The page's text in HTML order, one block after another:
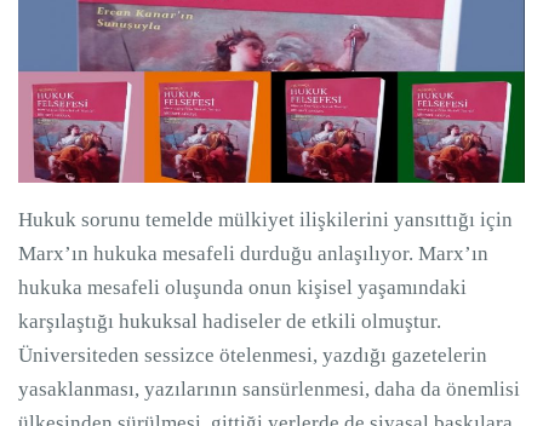
Hukuk sorunu temelde mülkiyet ilişkilerini yansıttığı için
Marx’ın hukuka mesafeli durduğu anlaşılıyor. Marx’ın
hukuka mesafeli oluşunda onun kişisel yaşamındaki
karşılaştığı hukuksal hadiseler de etkili olmuştur.
Üniversiteden sessizce ötelenmesi, yazdığı gazetelerin
yasaklanması, yazılarının sansürlenmesi, daha da önemlisi